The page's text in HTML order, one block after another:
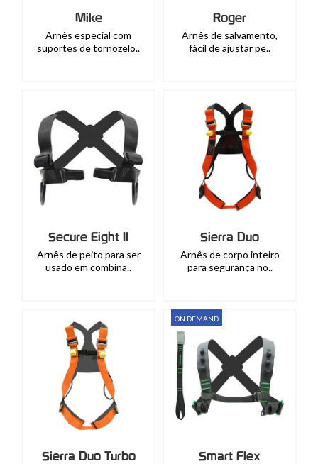
Mike
Arnês especial com
suportes de tornozelo..
Roger
Arnês de salvamento,
fácil de ajustar pe..
Secure Eight II
Arnês de peito para ser
usado em combina..
Sierra Duo
Arnês de corpo inteiro
para segurança no..
Sierra Duo Turbo
ON DEMAND
Smart Flex